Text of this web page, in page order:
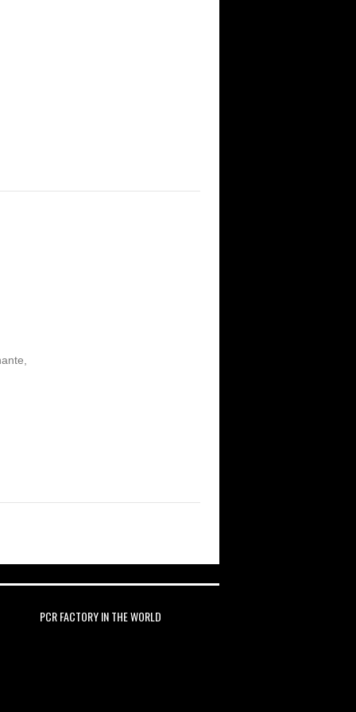
PCR FACTORY IN THE WORLD